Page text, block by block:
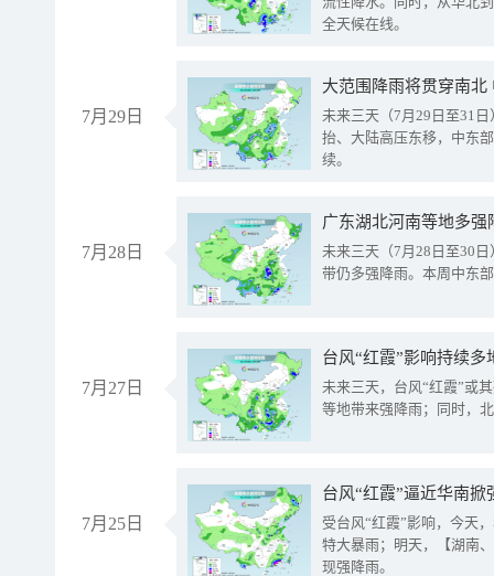
全天候在线。
7月29日
大范围降雨将贯穿南
未来三天（7月29日至31
抬、大陆高压东移，中东
续。
7月28日
广东湖北河南等地多
未来三天（7月28日至30
带仍多强降雨。本周中东
7月27日
台风“红霞”影响持续
未来三天，台风“红霞”或
等地带来强降雨；同时，
7月25日
台风“红霞”逼近华南
受台风“红霞”影响，今天
特大暴雨；明天，【湖南
现强降雨。